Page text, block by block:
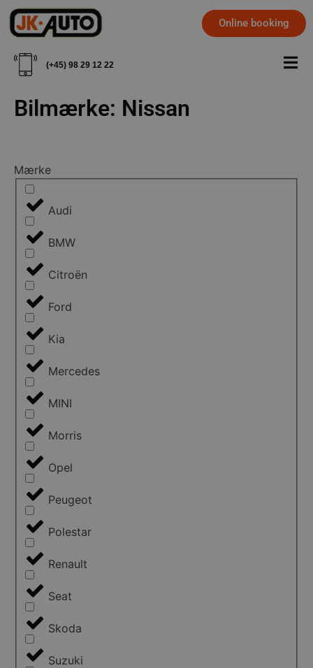
(+45) 98 29 12 22
Online booking
Bilmærke: Nissan
Mærke
Audi
BMW
Citroën
Ford
Kia
Mercedes
MINI
Morris
Opel
Peugeot
Polestar
Renault
Seat
Skoda
Suzuki